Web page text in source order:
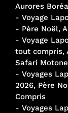
Aurores
- Voyage
- Père Noël,
- Voyage
tout compris,
Safari
- Voyages
2026, Père
Compris
- Voyages